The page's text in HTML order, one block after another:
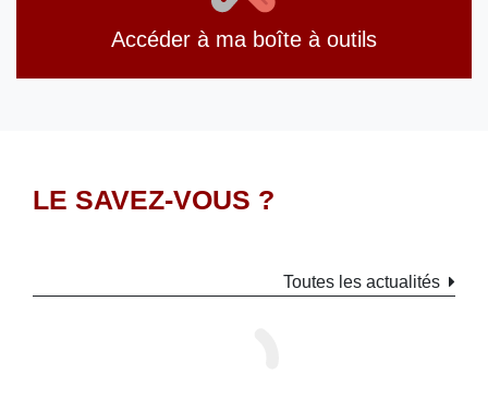
Accéder à ma boîte à outils
LE SAVEZ-VOUS ?
Toutes les actualités